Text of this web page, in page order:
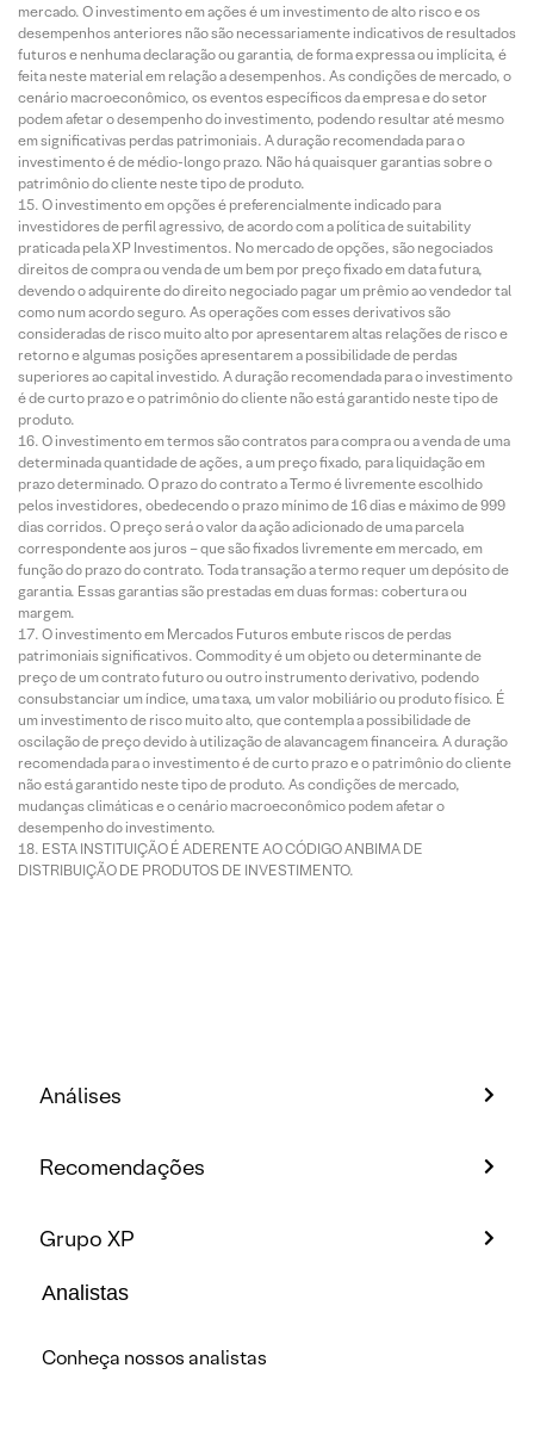
mercado. O investimento em ações é um investimento de alto risco e os
desempenhos anteriores não são necessariamente indicativos de resultados
futuros e nenhuma declaração ou garantia, de forma expressa ou implícita, é
feita neste material em relação a desempenhos. As condições de mercado, o
cenário macroeconômico, os eventos específicos da empresa e do setor
podem afetar o desempenho do investimento, podendo resultar até mesmo
em significativas perdas patrimoniais. A duração recomendada para o
investimento é de médio-longo prazo. Não há quaisquer garantias sobre o
patrimônio do cliente neste tipo de produto.
O investimento em opções é preferencialmente indicado para
investidores de perfil agressivo, de acordo com a política de suitability
praticada pela XP Investimentos. No mercado de opções, são negociados
direitos de compra ou venda de um bem por preço fixado em data futura,
devendo o adquirente do direito negociado pagar um prêmio ao vendedor tal
como num acordo seguro. As operações com esses derivativos são
consideradas de risco muito alto por apresentarem altas relações de risco e
retorno e algumas posições apresentarem a possibilidade de perdas
superiores ao capital investido. A duração recomendada para o investimento
é de curto prazo e o patrimônio do cliente não está garantido neste tipo de
produto.
O investimento em termos são contratos para compra ou a venda de uma
determinada quantidade de ações, a um preço fixado, para liquidação em
prazo determinado. O prazo do contrato a Termo é livremente escolhido
pelos investidores, obedecendo o prazo mínimo de 16 dias e máximo de 999
dias corridos. O preço será o valor da ação adicionado de uma parcela
correspondente aos juros – que são fixados livremente em mercado, em
função do prazo do contrato. Toda transação a termo requer um depósito de
garantia. Essas garantias são prestadas em duas formas: cobertura ou
margem.
O investimento em Mercados Futuros embute riscos de perdas
patrimoniais significativos. Commodity é um objeto ou determinante de
preço de um contrato futuro ou outro instrumento derivativo, podendo
consubstanciar um índice, uma taxa, um valor mobiliário ou produto físico. É
um investimento de risco muito alto, que contempla a possibilidade de
oscilação de preço devido à utilização de alavancagem financeira. A duração
recomendada para o investimento é de curto prazo e o patrimônio do cliente
não está garantido neste tipo de produto. As condições de mercado,
mudanças climáticas e o cenário macroeconômico podem afetar o
desempenho do investimento.
ESTA INSTITUIÇÃO É ADERENTE AO CÓDIGO ANBIMA DE
DISTRIBUIÇÃO DE PRODUTOS DE INVESTIMENTO.
Análises
Recomendações
Grupo XP
Analistas
Conheça nossos analistas